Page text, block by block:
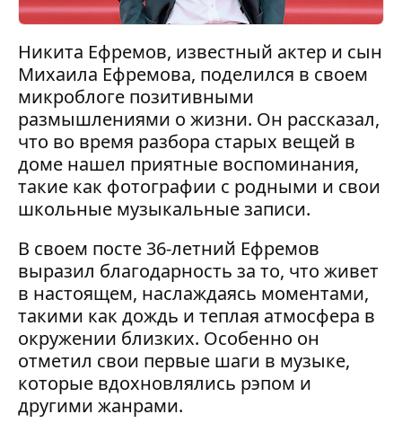
Никита Ефремов, известный актер и сын
Михаила Ефремова, поделился в своем
микроблоге позитивными
размышлениями о жизни. Он рассказал,
что во время разбора старых вещей в
доме нашел приятные воспоминания,
такие как фотографии с родными и свои
школьные музыкальные записи.
В своем посте 36-летний Ефремов
выразил благодарность за то, что живет
в настоящем, наслаждаясь моментами,
такими как дождь и теплая атмосфера в
окружении близких. Особенно он
отметил свои первые шаги в музыке,
которые вдохновлялись рэпом и
другими жанрами.